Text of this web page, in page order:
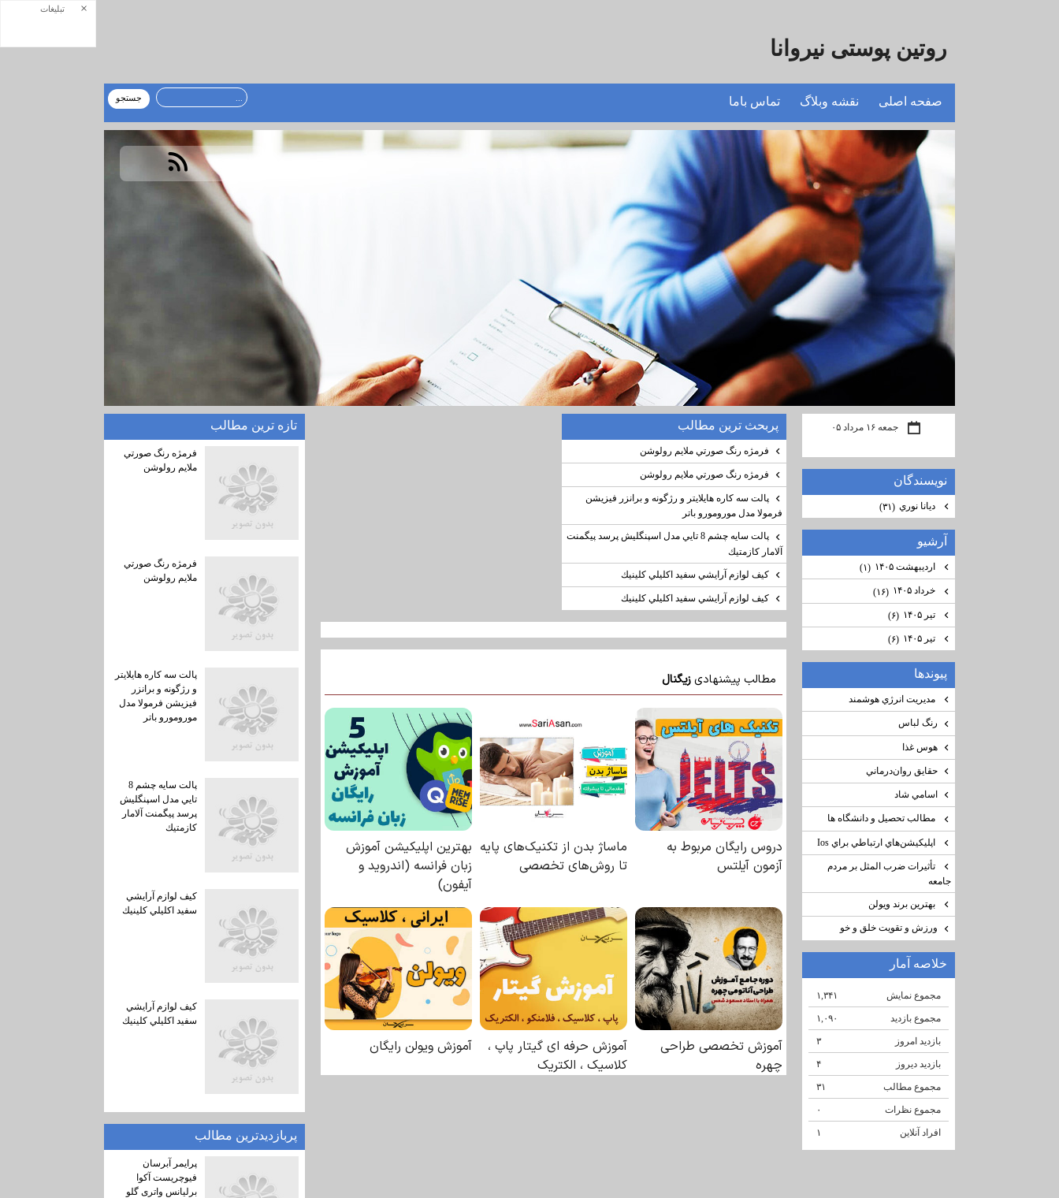
روتین پوستی نیروانا
صفحه اصلی نقشه وبلاگ تماس باما
پربحث ترين مطالب
فرمژه رنگ صورتي ملايم رولوشن
فرمژه رنگ صورتي ملايم رولوشن
پالت سه كاره هايلايتر و رژگونه و برانزر فيزيشن
فرمولا مدل مورومورو باتر
پالت سايه چشم 8 تايي مدل اسپنگليش پرسد پيگمنت
آلامار كازمتيك
كيف لوازم آرايشي سفيد اكليلي كلينيك
كيف لوازم آرايشي سفيد اكليلي كلينيك
جمعه ۱۶ مرداد ۰۵
نويسندگان
ديانا نوري (۳۱)
آرشيو
اردیبهشت ۱۴۰۵ (۱)
خرداد ۱۴۰۵ (۱۶)
تیر ۱۴۰۵ (۶)
تیر ۱۴۰۵ (۶)
پيوندها
مديريت انرژي هوشمند
رنگ لباس
هوس غذا
حقايق روان‌درماني
اسامي شاد
مطالب تحصيل و دانشگاه ها
اپليكيشن‌هاي ارتباطي براي Ios
تأثيرات ضرب المثل بر مردم
جامعه
بهترين برند ويولن
ورزش و تقويت خلق و خو
خلاصه آمار
مجموع نمایش‌ ۱,۳۴۱
مجموع بازدید ۱,۰۹۰
بازدید امروز ۳
بازدید دیروز ۴
مجموع مطالب ۳۱
مجموع نظرات ۰
افراد آنلاین ۱
تازه ترين مطالب
فرمژه رنگ صورتي
ملايم رولوشن
فرمژه رنگ صورتي
ملايم رولوشن
پالت سه كاره هايلايتر
و رژگونه و برانزر
فيزيشن فرمولا مدل
مورومورو باتر
پالت سايه چشم 8
تايي مدل اسپنگليش
پرسد پيگمنت آلامار
كازمتيك
كيف لوازم آرايشي
سفيد اكليلي كلينيك
كيف لوازم آرايشي
سفيد اكليلي كلينيك
پربازديدترين مطالب
پرایمر آبرسان
فیوچریست آکوا
برلیانس واتری گلو
تبلیغات ×